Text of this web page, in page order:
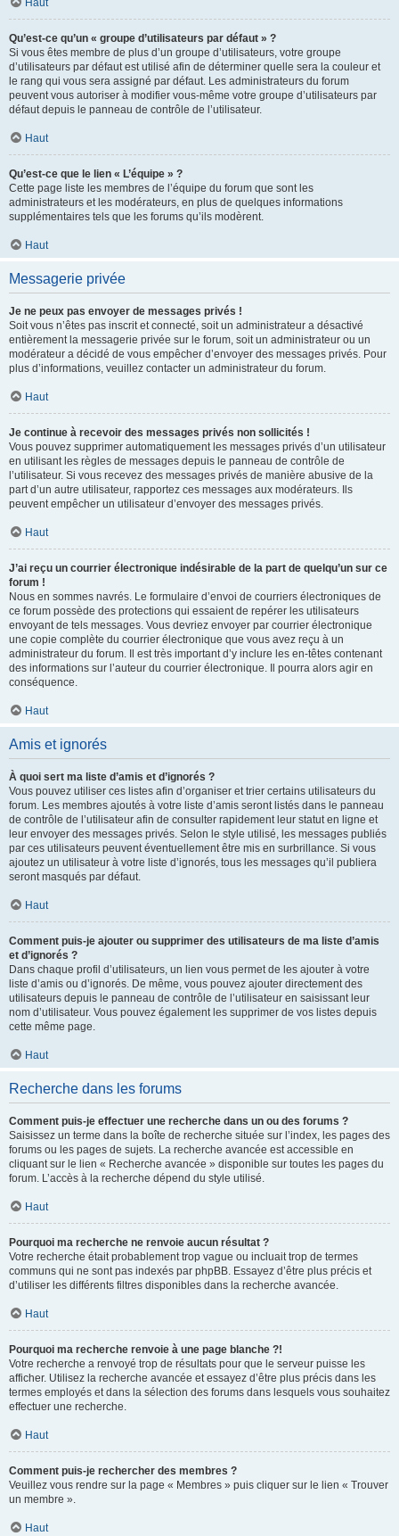
Haut
Qu’est-ce qu’un « groupe d’utilisateurs par défaut » ?
Si vous êtes membre de plus d’un groupe d’utilisateurs, votre groupe
d’utilisateurs par défaut est utilisé afin de déterminer quelle sera la couleur et
le rang qui vous sera assigné par défaut. Les administrateurs du forum
peuvent vous autoriser à modifier vous-même votre groupe d’utilisateurs par
défaut depuis le panneau de contrôle de l’utilisateur.
Haut
Qu’est-ce que le lien « L’équipe » ?
Cette page liste les membres de l’équipe du forum que sont les
administrateurs et les modérateurs, en plus de quelques informations
supplémentaires tels que les forums qu’ils modèrent.
Haut
Messagerie privée
Je ne peux pas envoyer de messages privés !
Soit vous n’êtes pas inscrit et connecté, soit un administrateur a désactivé
entièrement la messagerie privée sur le forum, soit un administrateur ou un
modérateur a décidé de vous empêcher d’envoyer des messages privés. Pour
plus d’informations, veuillez contacter un administrateur du forum.
Haut
Je continue à recevoir des messages privés non sollicités !
Vous pouvez supprimer automatiquement les messages privés d’un utilisateur
en utilisant les règles de messages depuis le panneau de contrôle de
l’utilisateur. Si vous recevez des messages privés de manière abusive de la
part d’un autre utilisateur, rapportez ces messages aux modérateurs. Ils
peuvent empêcher un utilisateur d’envoyer des messages privés.
Haut
J’ai reçu un courrier électronique indésirable de la part de quelqu’un sur ce
forum !
Nous en sommes navrés. Le formulaire d’envoi de courriers électroniques de
ce forum possède des protections qui essaient de repérer les utilisateurs
envoyant de tels messages. Vous devriez envoyer par courrier électronique
une copie complète du courrier électronique que vous avez reçu à un
administrateur du forum. Il est très important d’y inclure les en-têtes contenant
des informations sur l’auteur du courrier électronique. Il pourra alors agir en
conséquence.
Haut
Amis et ignorés
À quoi sert ma liste d’amis et d’ignorés ?
Vous pouvez utiliser ces listes afin d’organiser et trier certains utilisateurs du
forum. Les membres ajoutés à votre liste d’amis seront listés dans le panneau
de contrôle de l’utilisateur afin de consulter rapidement leur statut en ligne et
leur envoyer des messages privés. Selon le style utilisé, les messages publiés
par ces utilisateurs peuvent éventuellement être mis en surbrillance. Si vous
ajoutez un utilisateur à votre liste d’ignorés, tous les messages qu’il publiera
seront masqués par défaut.
Haut
Comment puis-je ajouter ou supprimer des utilisateurs de ma liste d’amis
et d’ignorés ?
Dans chaque profil d’utilisateurs, un lien vous permet de les ajouter à votre
liste d’amis ou d’ignorés. De même, vous pouvez ajouter directement des
utilisateurs depuis le panneau de contrôle de l’utilisateur en saisissant leur
nom d’utilisateur. Vous pouvez également les supprimer de vos listes depuis
cette même page.
Haut
Recherche dans les forums
Comment puis-je effectuer une recherche dans un ou des forums ?
Saisissez un terme dans la boîte de recherche située sur l’index, les pages des
forums ou les pages de sujets. La recherche avancée est accessible en
cliquant sur le lien « Recherche avancée » disponible sur toutes les pages du
forum. L’accès à la recherche dépend du style utilisé.
Haut
Pourquoi ma recherche ne renvoie aucun résultat ?
Votre recherche était probablement trop vague ou incluait trop de termes
communs qui ne sont pas indexés par phpBB. Essayez d’être plus précis et
d’utiliser les différents filtres disponibles dans la recherche avancée.
Haut
Pourquoi ma recherche renvoie à une page blanche ?!
Votre recherche a renvoyé trop de résultats pour que le serveur puisse les
afficher. Utilisez la recherche avancée et essayez d’être plus précis dans les
termes employés et dans la sélection des forums dans lesquels vous souhaitez
effectuer une recherche.
Haut
Comment puis-je rechercher des membres ?
Veuillez vous rendre sur la page « Membres » puis cliquer sur le lien « Trouver
un membre ».
Haut